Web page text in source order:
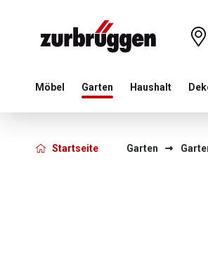
Choose a different country or region
Möbel Garten Haushalt
Startseite Garten